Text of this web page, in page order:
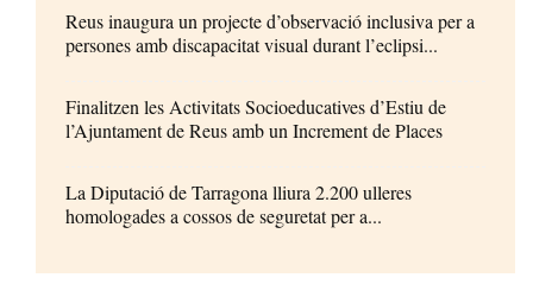
Reus inaugura un projecte d’observació inclusiva per a
persones amb discapacitat visual durant l’eclipsi...
Finalitzen les Activitats Socioeducatives d’Estiu de
l’Ajuntament de Reus amb un Increment de Places
La Diputació de Tarragona lliura 2.200 ulleres
homologades a cossos de seguretat per a...